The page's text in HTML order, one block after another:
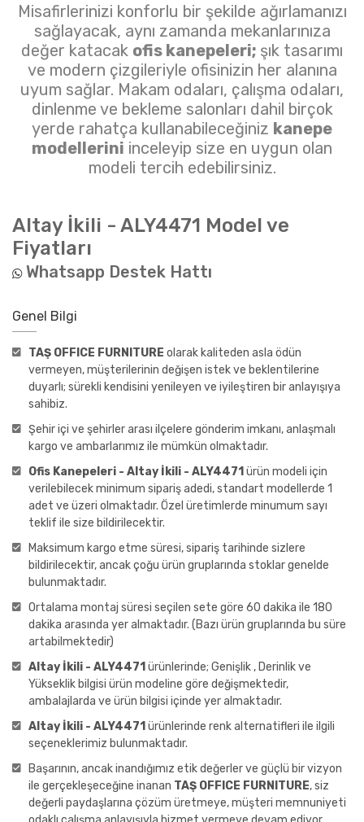
Misafirlerinizi konforlu bir şekilde ağırlamanızı
sağlayacak, aynı zamanda mekanlarınıza
değer katacak ofis kanepeleri; şık tasarımı
ve modern çizgileriyle ofisinizin her alanına
uyum sağlar. Makam odaları, çalışma odaları,
dinlenme ve bekleme salonları dahil birçok
yerde rahatça kullanabileceğiniz kanepe
modellerini inceleyip size en uygun olan
modeli tercih edebilirsiniz.
Altay İkili - ALY4471 Model ve
Fiyatları
Whatsapp Destek Hattı
Genel Bilgi
TAŞ OFFICE FURNITURE olarak kaliteden asla ödün
vermeyen, müşterilerinin değişen istek ve beklentilerine
duyarlı; sürekli kendisini yenileyen ve iyileştiren bir anlayışıya
sahibiz.
Şehir içi ve şehirler arası ilçelere gönderim imkanı, anlaşmalı
kargo ve ambarlarımız ile mümkün olmaktadır.
Ofis Kanepeleri - Altay İkili - ALY4471 ürün modeli için
verilebilecek minimum sipariş adedi, standart modellerde 1
adet ve üzeri olmaktadır. Özel üretimlerde minumum sayı
teklif ile size bildirilecektir.
Maksimum kargo etme süresi, sipariş tarihinde sizlere
bildirilecektir, ancak çoğu ürün gruplarında stoklar genelde
bulunmaktadır.
Ortalama montaj süresi seçilen sete göre 60 dakika ile 180
dakika arasında yer almaktadır. (Bazı ürün gruplarında bu süre
artabilmektedir)
Altay İkili - ALY4471 ürünlerinde; Genişlik , Derinlik ve
Yükseklik bilgisi ürün modeline göre değişmektedir,
ambalajlarda ve ürün bilgisi içinde yer almaktadır.
Altay İkili - ALY4471 ürünlerinde renk alternatifleri ile ilgili
seçeneklerimiz bulunmaktadır.
Başarının, ancak inandığımız etik değerler ve güçlü bir vizyon
ile gerçekleşeceğine inanan TAŞ OFFICE FURNITURE, siz
değerli paydaşlarına çözüm üretmeye, müşteri memnuniyeti